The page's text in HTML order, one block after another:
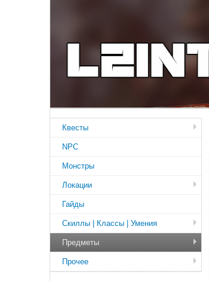
Квесты
NPC
Монстры
Локации
Гайды
Скиллы | Классы | Умения
Предметы
Прочее